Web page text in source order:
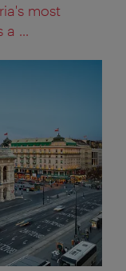
most
...